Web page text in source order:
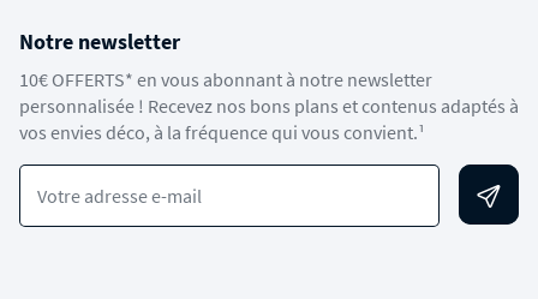
Notre newsletter
10€ OFFERTS* en vous abonnant à notre newsletter
personnalisée ! Recevez nos bons plans et contenus adaptés à
vos envies déco, à la fréquence qui vous convient.¹
Votre adresse e-mail